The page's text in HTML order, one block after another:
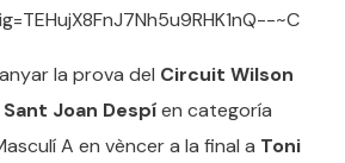
la prova del Circuit Wilson
Joan Despíen categoría
A en vèncer a la final a Toni